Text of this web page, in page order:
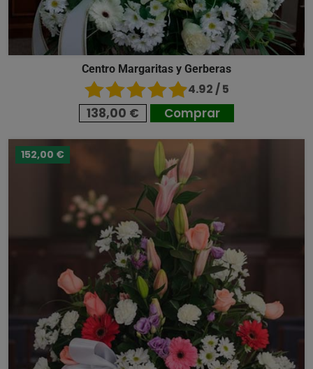
Centro Margaritas y Gerberas
4.92 / 5
138,00 € Comprar
152,00 €